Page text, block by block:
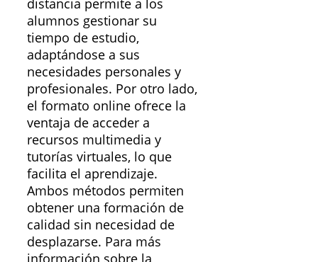
alumnos gestionar su
tiempo de estudio,
adaptándose a sus
necesidades personales y
profesionales. Por otro lado,
el formato online ofrece la
ventaja de acceder a
recursos multimedia y
tutorías virtuales, lo que
facilita el aprendizaje.
Ambos métodos permiten
obtener una formación de
calidad sin necesidad de
desplazarse. Para más
información sobre la